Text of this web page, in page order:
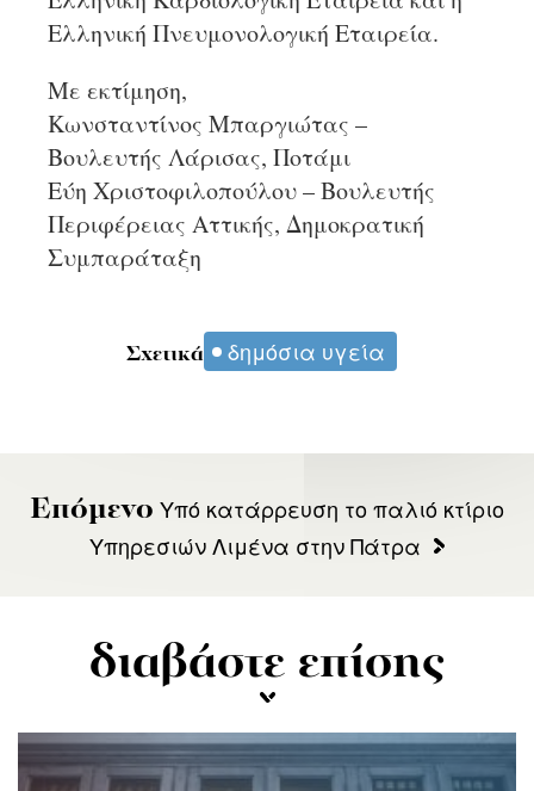
Ελληνική Πνευμονολογική Εταιρεία.
Με εκτίμηση,
Κωνσταντίνος Μπαργιώτας –
Βουλευτής Λάρισας, Ποτάμι
Εύη Χριστοφιλοπούλου – Βουλευτής
Περιφέρειας Αττικής, Δημοκρατική
Συμπαράταξη
Σχετικά δημόσια υγεία
Επόμενο Υπό κατάρρευση το παλιό κτίριο
Υπηρεσιών Λιμένα στην Πάτρα
διαβάστε επίσης